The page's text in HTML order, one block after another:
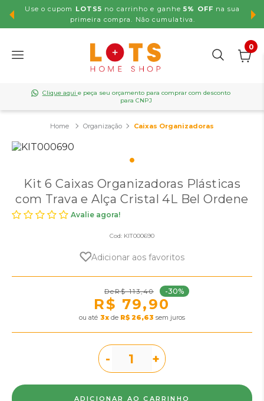
Use o cupom LOTS5 no carrinho e ganhe5% OFF na sua
primeira compra. Não cumulativa.
0
Clique aqui e peça seu orçamento para comprar com desconto
para CNPJ
Organização Caixas Organizadoras
Kit 6 Caixas Organizadoras Plásticas
com Trava e Alça Cristal 4L Bel Ordene
Avalie agora!
Cod: KIT000690
Adicionar aos favoritos
R$ 113,40 -30%
R$ 79,90
ou 3x de R$ 26,63 sem juros
- +